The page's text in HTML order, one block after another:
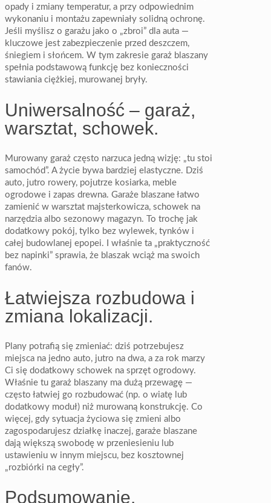
opady i zmiany temperatur, a przy odpowiednim
wykonaniu i montażu zapewniały solidną ochronę.
Jeśli myślisz o garażu jako o „zbroi” dla auta —
kluczowe jest zabezpieczenie przed deszczem,
śniegiem i słońcem. W tym zakresie garaż blaszany
spełnia podstawową funkcję bez konieczności
stawiania ciężkiej, murowanej bryły.
Uniwersalność – garaż,
warsztat, schowek.
Murowany garaż często narzuca jedną wizję: „tu stoi
samochód”. A życie bywa bardziej elastyczne. Dziś
auto, jutro rowery, pojutrze kosiarka, meble
ogrodowe i zapas drewna. Garaże blaszane łatwo
zamienić w warsztat majsterkowicza, schowek na
narzędzia albo sezonowy magazyn. To trochę jak
dodatkowy pokój, tylko bez wylewek, tynków i
całej budowlanej epopei. I właśnie ta „praktyczność
bez napinki” sprawia, że blaszak wciąż ma swoich
fanów.
Łatwiejsza rozbudowa i
zmiana lokalizacji.
Plany potrafią się zmieniać: dziś potrzebujesz
miejsca na jedno auto, jutro na dwa, a za rok marzy
Ci się dodatkowy schowek na sprzęt ogrodowy.
Właśnie tu garaż blaszany ma dużą przewagę —
często łatwiej go rozbudować (np. o wiatę lub
dodatkowy moduł) niż murowaną konstrukcję. Co
więcej, gdy sytuacja życiowa się zmieni albo
zagospodarujesz działkę inaczej, garaże blaszane
dają większą swobodę w przeniesieniu lub
ustawieniu w innym miejscu, bez kosztownej
„rozbiórki na cegły”.
Podsumowanie.